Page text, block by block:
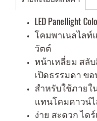
LED Panellight
โคมพาเนลไลท์
วัตต์
หน้าเหลี่ยม สลั
เปิดธรรมดา ข
สำหรับใช้ภายใ
แทนโคมดาวน์
ง่าย สะดวก ได